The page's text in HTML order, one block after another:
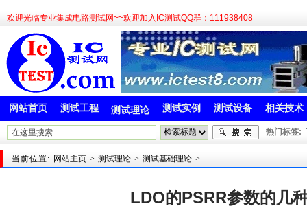
欢迎光临专业集成电路测试网~~欢迎加入IC测试QQ群：111938408
网站首页 测试工程 测试理论 测试实例 测试设备 相关技术
热门标签:
当前位置: 网站主页 > 测试理论 > 测试基础理论 >
LDO的PSRR参数的几